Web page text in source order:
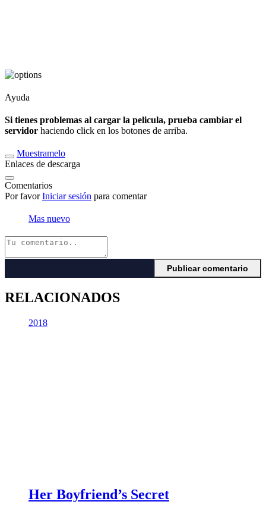
Ayuda
Si tienes problemas al cargar la pelicula, prueba cambiar el
servidor haciendo click en los botones de arriba.
Muestramelo
Enlaces de descarga
Comentarios
Por favorIniciar sesión para comentar
Mas nuevo
RELACIONADOS
2018
Her Boyfriend’s Secret